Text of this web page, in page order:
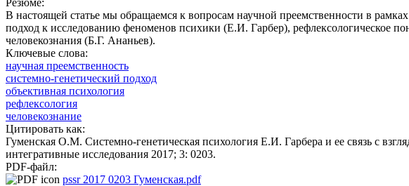
В настоящей статье мы обращаемся к вопросам научной преемственности в
подход к исследованию феноменов психики (Е.И. Гарбер), рефлексологическое
человекознания (Б.Г. Ананьев).
Ключевые слова:
научная преемственность
системно-генетический подход
объективная психология
рефлексология
человекознание
Цитировать как:
Гуменская О.М. Системно-генетическая психология Е.И. Гарбера и ее связь с
интегративные исследования 2017; 3: 0203.
PDF-файл:
pssr 2017 0203 Гуменская.pdf